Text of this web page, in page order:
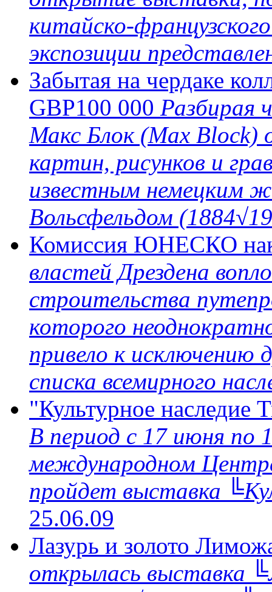
китайско-
экспозиции
Забытая на чердаке
GBP100 000 Разбирая
Макс Блок (Max Block)
картин, рисунков и
известным немецким
Вольсфельдом
Комиссия ЮНЕСКО
властей Дрездена
строительства
которого
привело к исключению
списка всемирного
"Культурное наследие
В период с 17 июня по
международном
пройдет выставка
25.06.09
Лазурь и золото
открылась выставка